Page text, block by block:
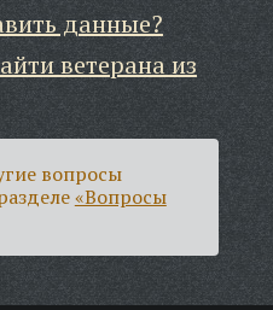
данные?
ветерана из
вопросы
«Вопросы